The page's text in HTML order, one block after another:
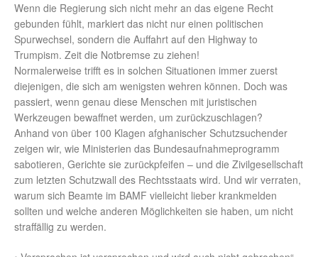
Wenn die Regierung sich nicht mehr an das eigene Recht
gebunden fühlt, markiert das nicht nur einen politischen
Spurwechsel, sondern die Auffahrt auf den Highway to
Trumpism. Zeit die Notbremse zu ziehen!
Normalerweise trifft es in solchen Situationen immer zuerst
diejenigen, die sich am wenigsten wehren können. Doch was
passiert, wenn genau diese Menschen mit juristischen
Werkzeugen bewaffnet werden, um zurückzuschlagen?
Anhand von über 100 Klagen afghanischer Schutzsuchender
zeigen wir, wie Ministerien das Bundesaufnahmeprogramm
sabotieren, Gerichte sie zurückpfeifen – und die Zivilgesellschaft
zum letzten Schutzwall des Rechtsstaats wird. Und wir verraten,
warum sich Beamte im BAMF vielleicht lieber krankmelden
sollten und welche anderen Möglichkeiten sie haben, um nicht
straffällig zu werden.